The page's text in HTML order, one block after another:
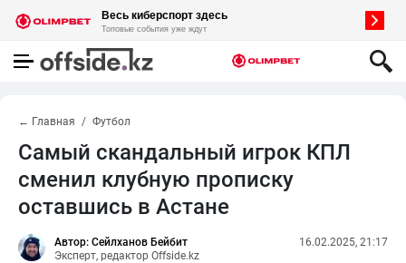
← Главная Футбол
Самый скандальный игрок КПЛ
сменил клубную прописку
оставшись в Астане
Автор: Сейлханов Бейбит
Эксперт, редактор Offside.kz
16.02.2025, 21:17